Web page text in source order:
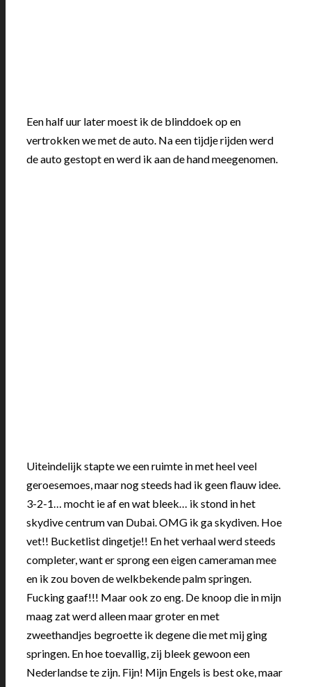
Een half uur later moest ik de blinddoek op en
vertrokken we met de auto. Na een tijdje rijden werd
de auto gestopt en werd ik aan de hand meegenomen.
Uiteindelijk stapte we een ruimte in met heel veel
geroesemoes, maar nog steeds had ik geen flauw idee.
3-2-1… mocht ie af en wat bleek… ik stond in het
skydive centrum van Dubai. OMG ik ga skydiven. Hoe
vet!! Bucketlist dingetje!! En het verhaal werd steeds
completer, want er sprong een eigen cameraman mee
en ik zou boven de welkbekende palm springen.
Fucking gaaf!!! Maar ook zo eng. De knoop die in mijn
maag zat werd alleen maar groter en met
zweethandjes begroette ik degene die met mij ging
springen. En hoe toevallig, zij bleek gewoon een
Nederlandse te zijn. Fijn! Mijn Engels is best oke, maar